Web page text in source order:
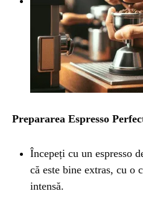
Prepararea Espresso
Începeți cu un espresso
că este bine extras, cu o
intensă.